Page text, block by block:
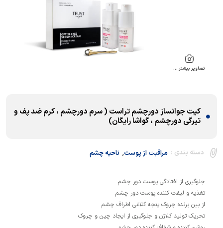
تصاویر بیشتر …
کیت جوانساز دورچشم تراست ( سرم دورچشم ، کرم ضد پف و
تیرگی دورچشم ، گواشا رایگان)
دسته بندی : مراقبت از پوست, ناحیه چشم